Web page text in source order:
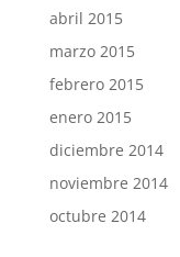
abril 2015
marzo 2015
febrero 2015
enero 2015
diciembre 2014
noviembre 2014
octubre 2014